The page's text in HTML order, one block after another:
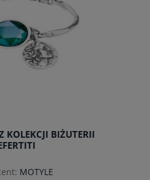
KOLEKCJI BIŻUTERII
MOTYLE